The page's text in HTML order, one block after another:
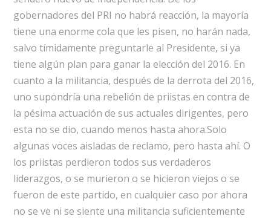
gobernadores del PRI no habrá reacción, la mayoría
tiene una enorme cola que les pisen, no harán nada,
salvo tímidamente preguntarle al Presidente, si ya
tiene algún plan para ganar la elección del 2016. En
cuanto a la militancia, después de la derrota del 2016,
uno supondría una rebelión de priistas en contra de
la pésima actuación de sus actuales dirigentes, pero
esta no se dio, cuando menos hasta ahora.Solo
algunas voces aisladas de reclamo, pero hasta ahí. O
los priistas perdieron todos sus verdaderos
liderazgos, o se murieron o se hicieron viejos o se
fueron de este partido, en cualquier caso por ahora
no se ve ni se siente una militancia suficientemente